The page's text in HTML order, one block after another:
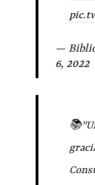
—
6, 2022